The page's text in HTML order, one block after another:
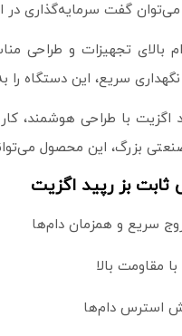
گفت سرمایه‌گذاری در
بالای تجهیزات و طراحی
سریع، این دستگاه را
با طراحی هوشمند،
بزرگ، این محصول
بز رپید اگزیت
سریع و همزمان دام‌ها
مقاومت بالا
استرس دام‌ها